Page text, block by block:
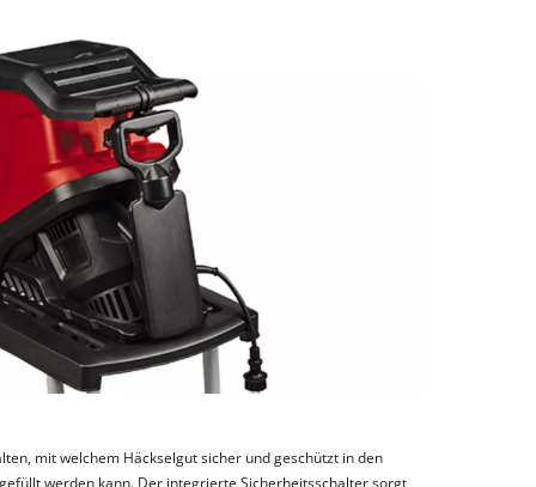
mit welchem Häckselgut sicher und geschützt in den
werden kann. Der integrierte Sicherheitsschalter sorgt